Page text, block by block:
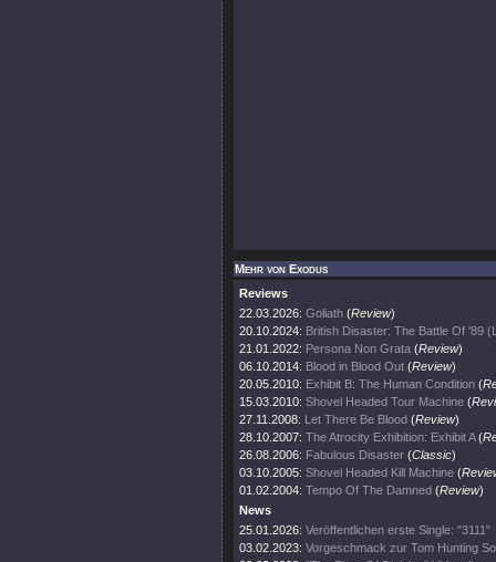
Mehr von Exodus
Reviews
22.03.2026: Goliath (Review)
20.10.2024: British Disaster: The Battle Of '89
21.01.2022: Persona Non Grata (Review)
06.10.2014: Blood in Blood Out (Review)
20.05.2010: Exhibit B: The Human Condition (
15.03.2010: Shovel Headed Tour Machine (
27.11.2008: Let There Be Blood (Review)
28.10.2007: The Atrocity Exhibition: Exhibit A(
26.08.2006: Fabulous Disaster (Classic)
03.10.2005: Shovel Headed Kill Machine (
01.02.2004: Tempo Of The Damned (Review)
News
25.01.2026: Veröffentlichen erste Single: "3111"
03.02.2023: Vorgeschmack zur Tom Hunting